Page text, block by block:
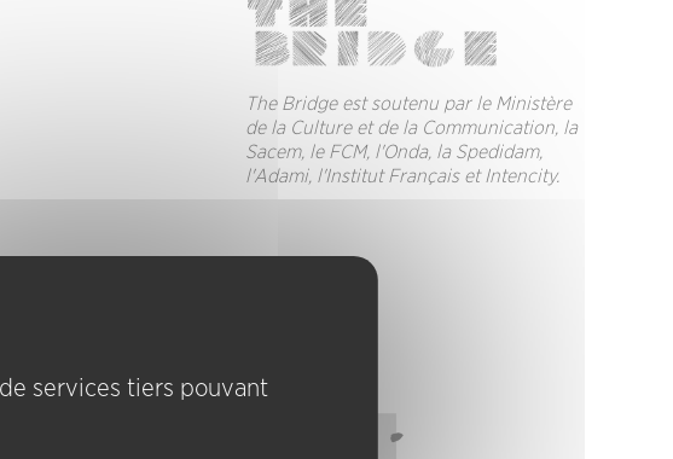
The Bridge est soutenu par le Ministère
de la Culture et de la Communication, la
Sacem, le FCM, l'Onda, la Spedidam,
l'Adami, l'Institut Français et Intencity.
services tiers pouvant